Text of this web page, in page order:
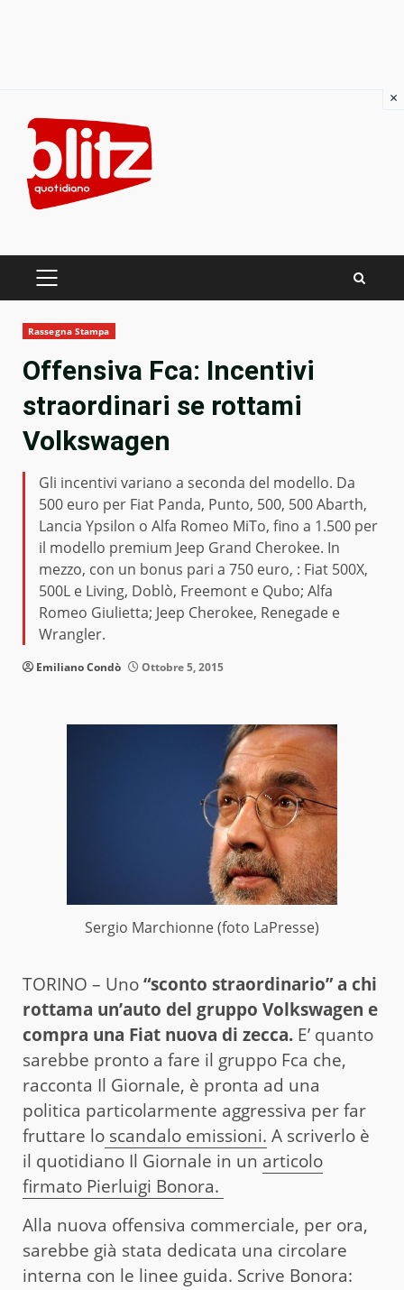
content
PRIMARY
Rassegna Stampa
Offensiva Fca: Incentivi
straordinari se rottami
Volkswagen
Gli incentivi variano a seconda del modello. Da
500 euro per Fiat Panda, Punto, 500, 500 Abarth,
Lancia Ypsilon o Alfa Romeo MiTo, fino a 1.500 per
il modello premium Jeep Grand Cherokee. In
mezzo, con un bonus pari a 750 euro, : Fiat 500X,
500L e Living, Doblò, Freemont e Qubo; Alfa
Romeo Giulietta; Jeep Cherokee, Renegade e
Wrangler.
Emiliano Condò Ottobre 5, 2015
Sergio Marchionne (foto LaPresse)
TORINO – Uno“sconto straordinario” a chi
rottama un’auto del gruppo Volkswagen e
compra una Fiat nuova di zecca. E’ quanto
sarebbe pronto a fare il gruppo Fca che,
racconta Il Giornale, è pronta ad una
politica particolarmente aggressiva per far
fruttare lo scandalo emissioni. A scriverlo è
il quotidiano Il Giornale in un articolo
firmato Pierluigi Bonora.
Alla nuova offensiva commerciale, per ora,
sarebbe già stata dedicata una circolare
interna con le linee guida. Scrive Bonora:
×